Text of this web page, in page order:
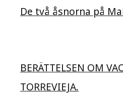
De två åsnorna på
BERÄTTELSEN OM
TORREVIEJA.